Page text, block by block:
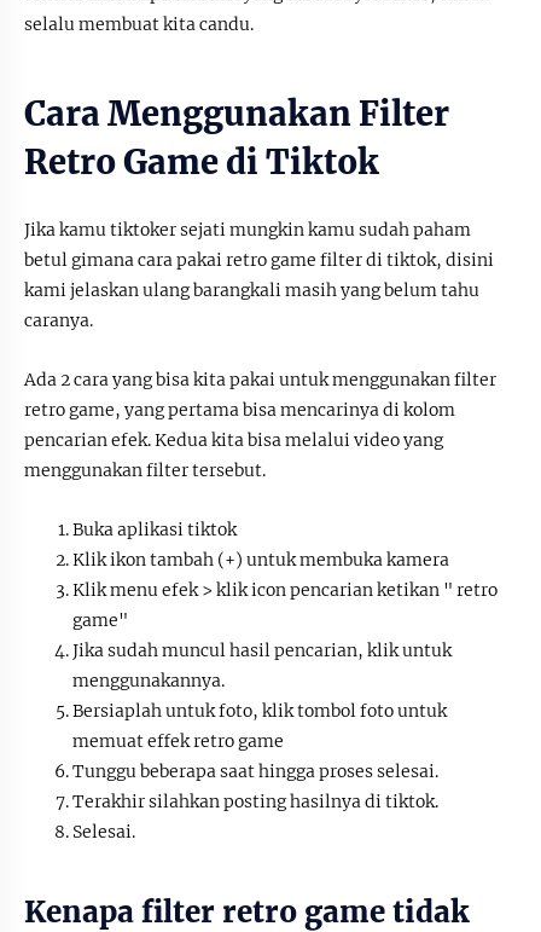
selalu membuat kita candu.
Cara Menggunakan Filter
Retro Game di Tiktok
Jika kamu tiktoker sejati mungkin kamu sudah paham
betul gimana cara pakai retro game filter di tiktok, disini
kami jelaskan ulang barangkali masih yang belum tahu
caranya.
Ada 2 cara yang bisa kita pakai untuk menggunakan filter
retro game, yang pertama bisa mencarinya di kolom
pencarian efek. Kedua kita bisa melalui video yang
menggunakan filter tersebut.
Buka aplikasi tiktok
Klik ikon tambah (+) untuk membuka kamera
Klik menu efek > klik icon pencarian ketikan " retro
game"
Jika sudah muncul hasil pencarian, klik untuk
menggunakannya.
Bersiaplah untuk foto, klik tombol foto untuk
memuat effek retro game
Tunggu beberapa saat hingga proses selesai.
Terakhir silahkan posting hasilnya di tiktok.
Selesai.
Kenapa filter retro game tidak